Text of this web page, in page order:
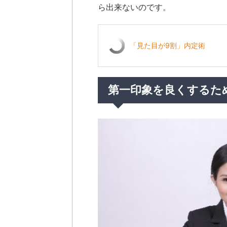
ら出来ないのです。
「見た目が9割」内定術
第一印象を良くするた